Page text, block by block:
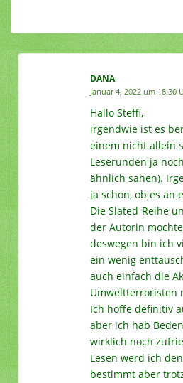
DANA
Januar 4, 2022 um 18:30
Hallo Steffi,
irgendwie ist es
einem nicht allein
Leserunden ja
ähnlich sahen).
ja schon, ob es an
Die Slated-Reihe
der Autorin
deswegen bin ich
ein wenig
auch einfach die
Umweltterroristen
Ich hoffe definitiv
aber ich hab
wirklich noch
Lesen werd ich
bestimmt aber